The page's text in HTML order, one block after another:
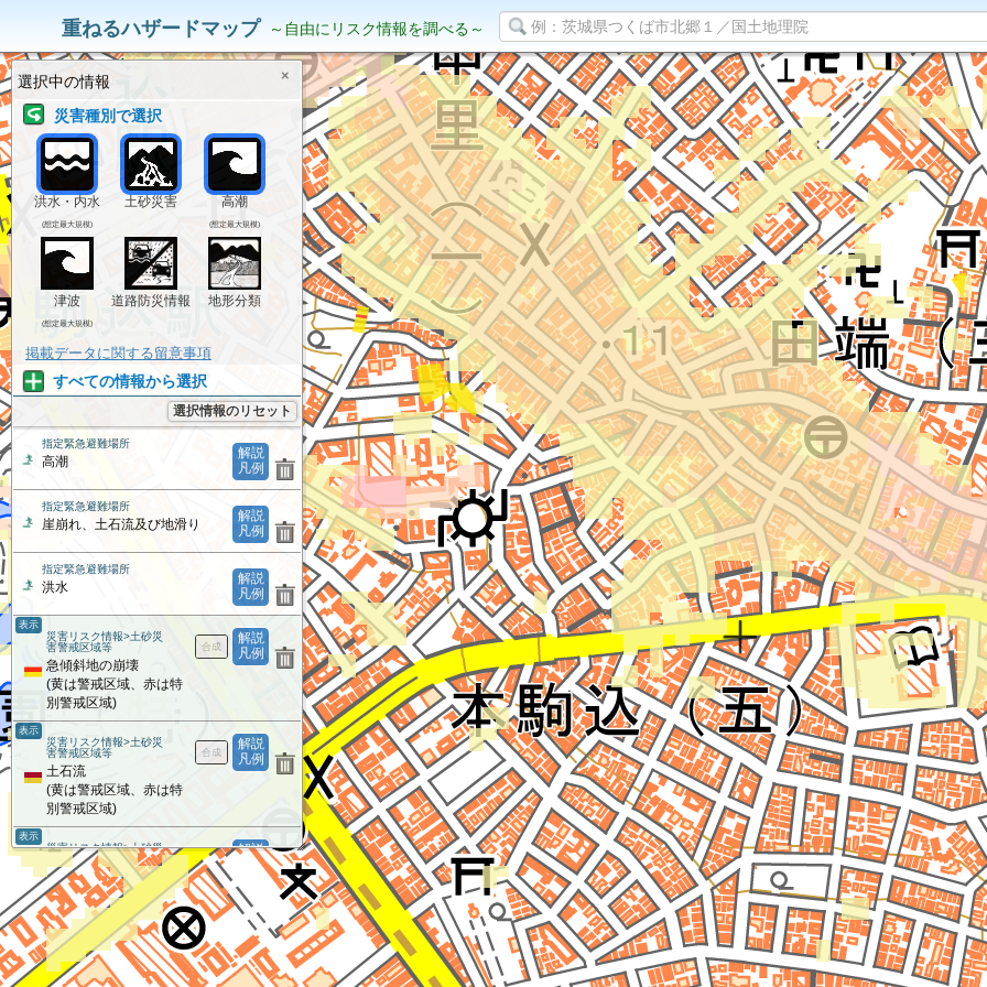
重ねるハザードマップ ～自由にリスク情報を調べる～
災害リスク情報
選択中の情報 ×
災害種別で選択
洪水・内水
(想定最大規模)
土砂災害 高潮
(想定最大規模)
津波
(想定最大規模)
道路防災情報 地形分類
掲載データに関する留意事項
すべての情報から選択
選択情報のリセット
解説
凡例
指定緊急避難場所
高潮
解説
凡例
指定緊急避難場所
崖崩れ、土石流及び地滑り
解説
凡例
指定緊急避難場所
洪水
解説
凡例
表示
災害リスク情報>土砂災
害警戒区域等
急傾斜地の崩壊
(黄は警戒区域、赤は特
別警戒区域)
解説
凡例
表示
災害リスク情報>土砂災
害警戒区域等
土石流
(黄は警戒区域、赤は特
別警戒区域)
解説
凡例
表示
災害リスク情報>土砂災
害警戒区域等
地すべり
(黄は警戒区域、赤は特
別警戒区域)
解説
凡例
災害リスク情報
雪崩危険箇所